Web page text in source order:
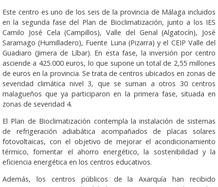
Este centro es uno de los seis de la provincia de Málaga incluidos
en la segunda fase del Plan de Bioclimatización, junto a los IES
Camilo José Cela (Campillos), Valle del Genal (Algatocín), José
Saramago (Humilladero), Fuente Luna (Pizarra) y el CEIP Valle del
Guadiaro (Jimera de Líbar). En esta fase, la inversión por centro
asciende a 425.000 euros, lo que supone un total de 2,55 millones
de euros en la provincia. Se trata de centros ubicados en zonas de
severidad climática nivel 3, que se suman a otros 30 centros
malagueños que ya participaron en la primera fase, situada en
zonas de severidad 4.
El Plan de Bioclimatización contempla la instalación de sistemas
de refrigeración adiabática acompañados de placas solares
fotovoltaicas, con el objetivo de mejorar el acondicionamiento
térmico, fomentar el ahorro energético, la sostenibilidad y la
eficiencia energética en los centros educativos.
Además, los centros públicos de la Axarquía han recibido